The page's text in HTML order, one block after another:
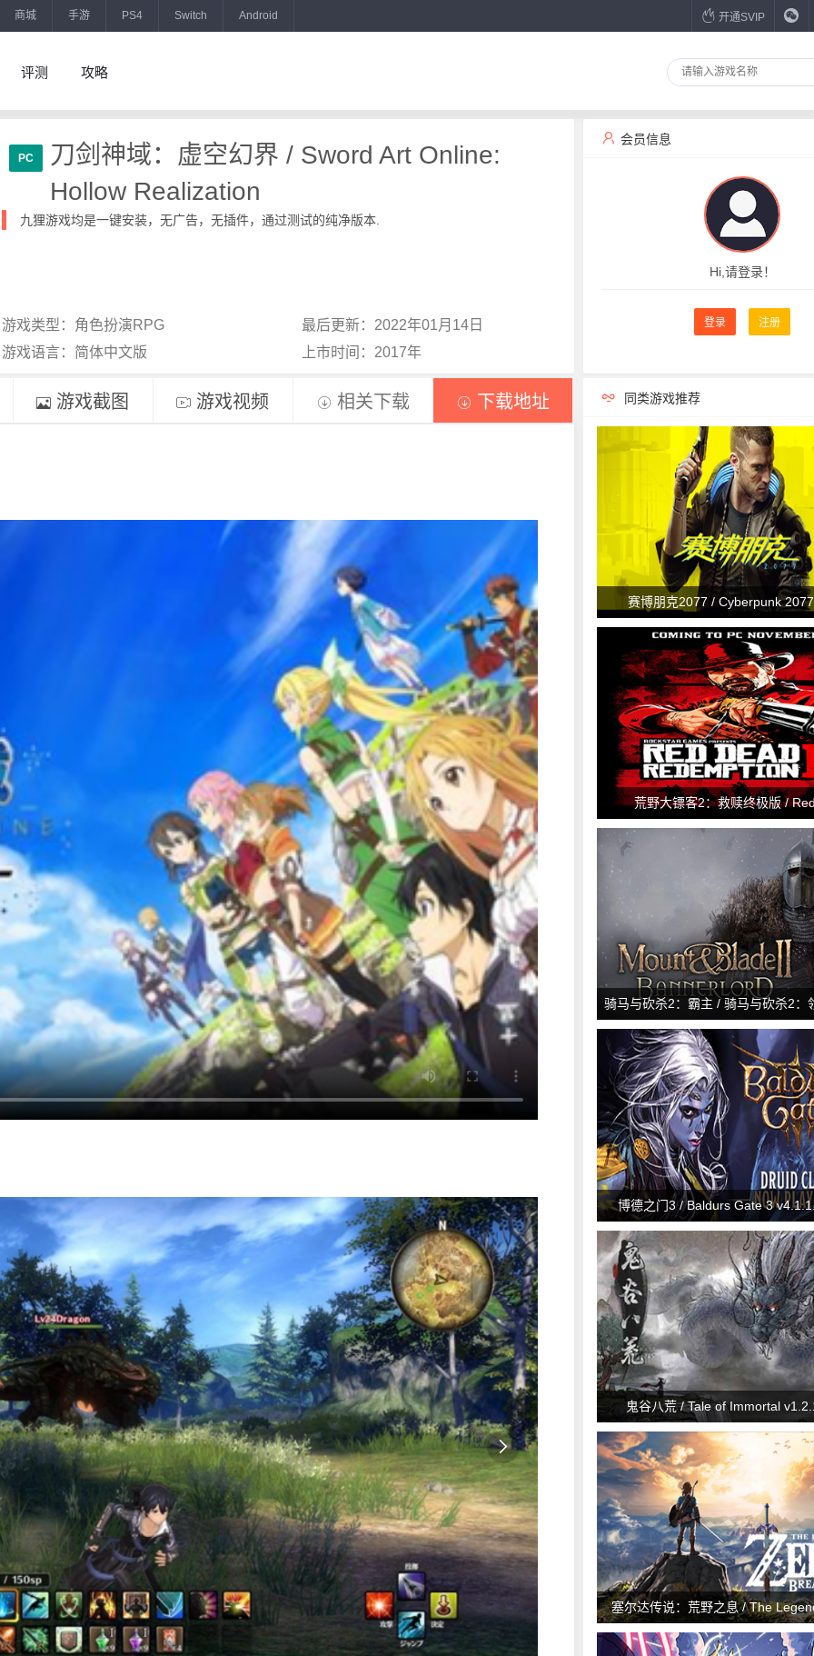
商城 手游 PS4 Switch Android 开通SVIP
评测 攻略
PC
刀剑神域：虚空幻界 / Sword Art Online:
Hollow Realization
九狸游戏均是一键安装，无广告，无插件，通过测试的纯净版本.
游戏类型：角色扮演RPG
最后更新：2022年01月14日
游戏语言：简体中文版
上市时间：2017年
会员信息
Hi,请登录！
登录 注册
游戏截图 游戏视频 相关下载 下载地址

同类游戏推荐
赛博朋克2077 / Cyberpunk
荒野大镖客2：救赎终极版 /
Redemption 2: Ultimate Edition
骑马与砍杀2：霸主 / 骑马与砍杀2：
&amp; Blade II: Bannerlord
博德之门3 / Baldurs Gate 3
鬼谷八荒 / Tale of Immortal
塞尔达传说：荒野之息 / The